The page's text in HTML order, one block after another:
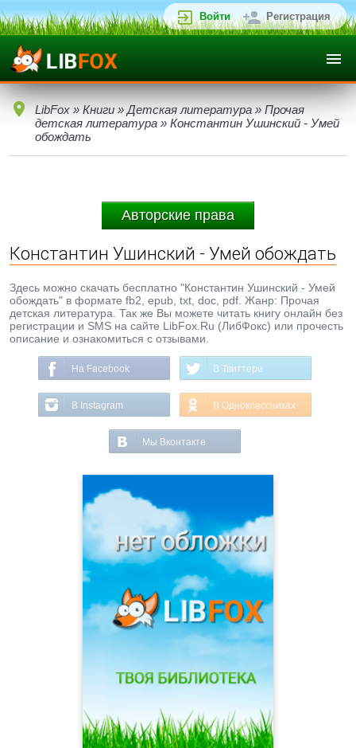
Войти Регистрация
LibFox » Книги » Детская литература » Прочая
детская литература » Константин Ушинский - Умей
обождать
Авторские права
Константин Ушинский - Умей обождать
Здесь можно скачать бесплатно "Константин Ушинский - Умей
обождать" в формате fb2, epub, txt, doc, pdf. Жанр: Прочая
детская литература. Так же Вы можете читать книгу онлайн без
регистрации и SMS на сайте LibFox.Ru (ЛибФокс) или прочесть
описание и ознакомиться с отзывами.
На Facebook В Твиттере
В Instagram В Одноклассниках
Мы Вконтакте